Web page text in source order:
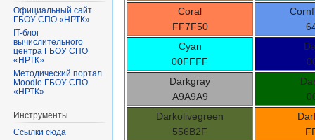
Coral
FF7F50
Cyan
00FFFF
Darkgray
A9A9A9
Darkolivegreen
556B2F
Официальный сайт
ГБОУ СПО «НРТК»
IT-блог
вычислительного
центра ГБОУ СПО
«НРТК»
Методический портал
Moodle ГБОУ СПО
«НРТК»
Инструменты
Ссылки сюда